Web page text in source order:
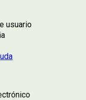
usuario